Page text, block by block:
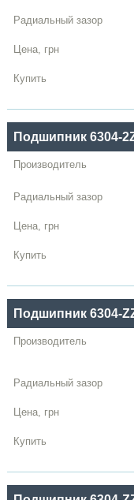
Подшипник 6304-
Подшипник 6304-